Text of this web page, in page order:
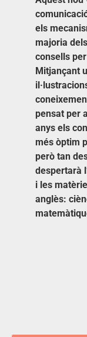
els
majoria
consells
Mitjançant
pensat per
anys els
més òptim
però tan
despertarà
i les
anglès: